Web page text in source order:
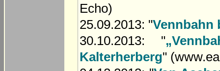
Echo)
25.09.2013: "Vennbahn
30.10.2013: "
Kalterherberg"